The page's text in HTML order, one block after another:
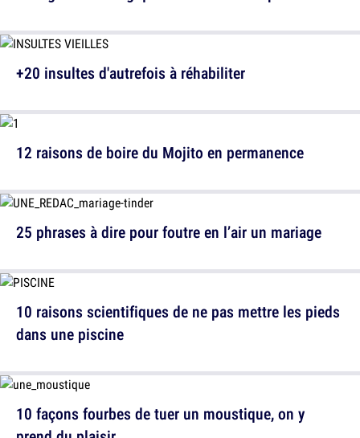
+20 insultes d'autrefois à réhabiliter
25 phrases à dire pour foutre en l’air un mariage
10 façons fourbes de tuer un moustique, on y
12 raisons de boire du Mojito en permanence
10 raisons scientifiques de ne pas mettre les pieds
dans une piscine